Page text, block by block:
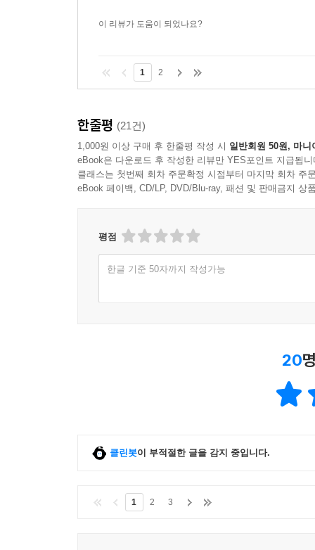
이 리뷰가 도움이 되었나요?
1 2
한줄평 (21건)
1,000원 이상 구매 후 한줄평 작성 시 일반회원 50원, 마니
eBook은 다운로드 후 작성한 리뷰만 YES포인트 지급됩니
클래스는 첫번째 회차 주문확정 시점부터 마지막 회차 주
eBook 페이백, CD/LP, DVD/Blu-ray, 패션 및 판매금지 상
평점
한글 기준 50자까지 작성가능
20
클린봇이 부적절한 글을 감지 중입니다.
1 2 3